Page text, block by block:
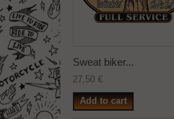
Sweat biker...
27,50 €
Add to cart